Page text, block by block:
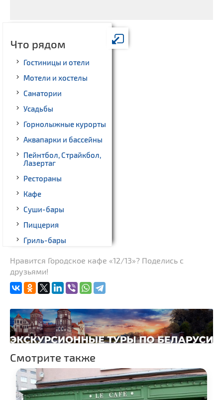
Что рядом
Гостиницы и отели
Мотели и хостелы
Санатории
Усадьбы
Горнолыжные курорты
Аквапарки и бассейны
Пейнтбол, Страйкбол,
Лазертаг
Рестораны
Кафе
Суши-бары
Пиццерия
Гриль-бары
Театры
Ночные клубы
Бильярд
Казино
универмаги
Фирменные магазины,
бутики
Прокат авто
Нравится Городское кафе «12/13»? Поделись с
друзьями!
Смотрите также